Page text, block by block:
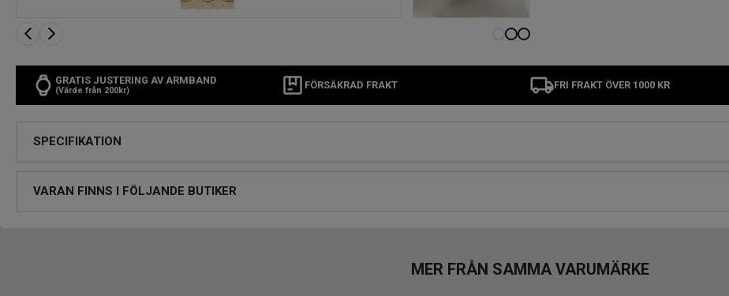
GRATIS JUSTERING AV ARMBAND
(Värde från 200kr) FÖRSÄKRAD FRAKT FRI FRAKT ÖVER 1000 KR
SPECIFIKATION
VARAN FINNS I FÖLJANDE BUTIKER
MER FRÅN SAMMA VARUMÄRKE